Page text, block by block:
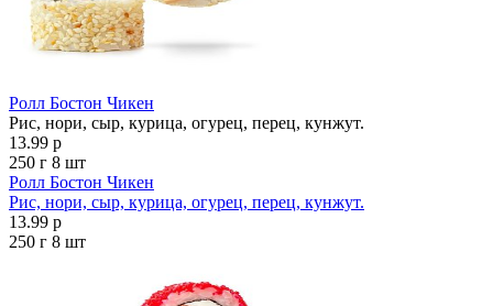
Ролл Бостон Чикен
Рис, нори, сыр, курица, огурец, перец, кунжут.
13.99 р
250 г 8 шт
Ролл Бостон Чикен
Рис, нори, сыр, курица, огурец, перец, кунжут.
13.99 р
250 г 8 шт